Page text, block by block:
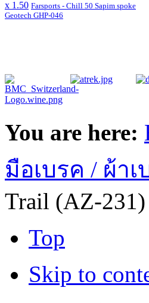
x 1.50 Farsports - Chill 50 Sapim spoke
Geotech GHP-046
You are here:
มือเบรค / ผ้าเ
Trail (AZ-231)
Top
Skip to